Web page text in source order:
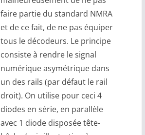
faire partie du standard NMRA
et de ce fait, de ne pas équiper
tous le décodeurs. Le principe
consiste à rendre le signal
numérique asymétrique dans
un des rails (par défaut le rail
droit). On utilise pour ceci 4
diodes en série, en parallèle
avec 1 diode disposée tête-